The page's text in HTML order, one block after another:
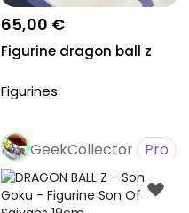
65,00 €
Figurine dragon ball z
Figurines
GeekCollector Pro